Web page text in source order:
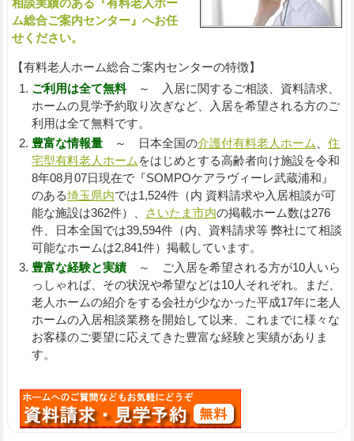
相談実績のある『有料老人ホー
ム総合ご案内センター』へお任
せください。
【有料老人ホーム総合ご案内センターの特徴】
ご利用は全て無料～ 入居に関するご相談、資料請求、
ホームの見学予約取り次ぎなど、入居を希望される方のご
利用は全て無料です。
豊富な情報量～ 日本全国の介護付有料老人ホーム
住
宅型有料老人ホーム をはじめとする高齢者向け施設を令和
8年08月07日現在で『SOMPOケアラヴィーレ武蔵浦和』
のある埼玉県内では1,524件（内 資料請求や入居相談が可
能な施設は362件）、
さいたま市内の掲載ホーム数は276
件、日本全国では39,594件（内、資料請求等 弊社にて相談
可能なホームは2,841件）掲載しています。
豊富な経験と実績～ ご入居を希望される方が10人いら
っしゃれば、その状況や希望などは10人それぞれ。まだ、
老人ホームの紹介をする会社が少なかった平成17年に老人
ホームの入居相談業務を開始して以来、これまでに様々な
お客様のご要望に応えてきた豊富な経験と実績がありま
す。